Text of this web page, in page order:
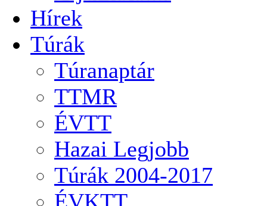
Hírek
Túrák
Túranaptár
TTMR
ÉVTT
Hazai Legjobb
Túrák 2004-2017